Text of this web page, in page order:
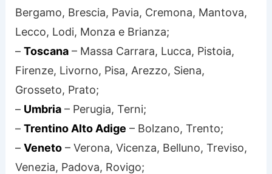
Bergamo, Brescia, Pavia, Cremona, Mantova,
Lecco, Lodi, Monza e Brianza;
–Toscana – Massa Carrara, Lucca, Pistoia,
Firenze, Livorno, Pisa, Arezzo, Siena,
Grosseto, Prato;
– Umbria – Perugia, Terni;
–Trentino Alto Adige – Bolzano, Trento;
–Veneto – Verona, Vicenza, Belluno, Treviso,
Venezia, Padova, Rovigo;